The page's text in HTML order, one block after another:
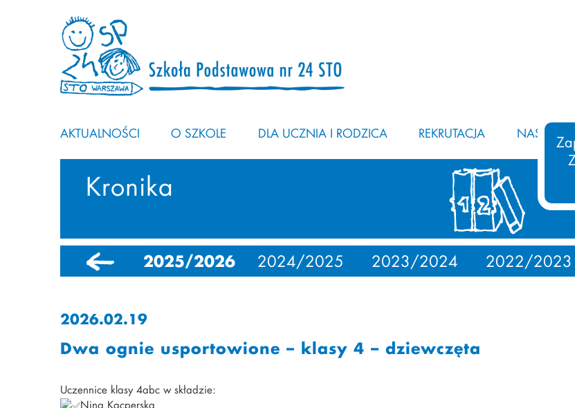
AKTUALNOŚCI O SZKOLE DLA UCZNIA I RODZICA REKRUTACJA NASZ
Kronika
2025/2026 2024/2025 2023/2024 2022/2023
2026.02.19
Dwa ognie usportowione – klasy 4 – dziewczęta
Uczennice klasy 4abc w składzie:
Nina Kacperska